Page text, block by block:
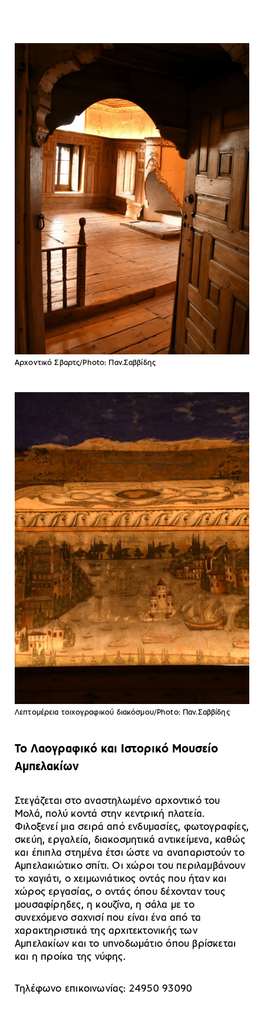
Αρχοντικό Σβαρτς/Photo: Παν.Σαββίδης
Λεπτομέρεια τοιχογραφικού διακόσμου/Photo: Παν.Σαββίδης
Το Λαογραφικό και Ιστορικό Μουσείο
Αμπελακίων
Στεγάζεται στο αναστηλωμένο αρχοντικό του
Μολά, πολύ κοντά στην κεντρική πλατεία.
Φιλοξενεί μια σειρά από ενδυμασίες, φωτογραφίες,
σκεύη, εργαλεία, διακοσμητικά αντικείμενα, καθώς
και έπιπλα στημένα έτσι ώστε να αναπαριστούν το
Αμπελακιώτικο σπίτι. Οι χώροι του περιλαμβάνουν
το χαγιάτι, ο χειμωνιάτικος οντάς που ήταν και
χώρος εργασίας, ο οντάς όπου δέχονταν τους
μουσαφίρηδες, η κουζίνα, η σάλα με το
συνεχόμενο σαχνισί που είναι ένα από τα
χαρακτηριστικά της αρχιτεκτονικής των
Αμπελακίων και το υπνοδωμάτιο όπου βρίσκεται
και η προίκα της νύφης.
Τηλέφωνο επικοινωνίας: 24950 93090